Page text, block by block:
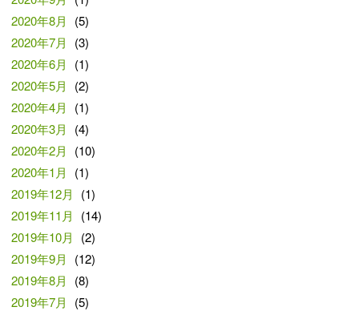
2020年8月
(5)
2020年7月
(3)
2020年6月
(1)
2020年5月
(2)
2020年4月
(1)
2020年3月
(4)
2020年2月
(10)
2020年1月
(1)
2019年12月
(1)
2019年11月
(14)
2019年10月
(2)
2019年9月
(12)
2019年8月
(8)
2019年7月
(5)